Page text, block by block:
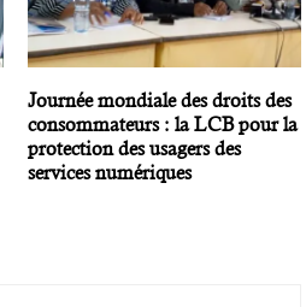
Journée mondiale des droits des
consommateurs : la LCB pour la
protection des usagers des
services numériques